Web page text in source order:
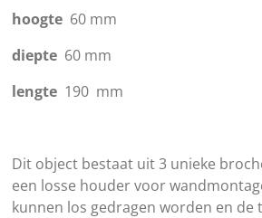
hoogte60 mm
diepte60 mm
lengte190 mm
Dit object bestaat uit 3 unieke
een losse houder voor
kunnen los gedragen worden en de